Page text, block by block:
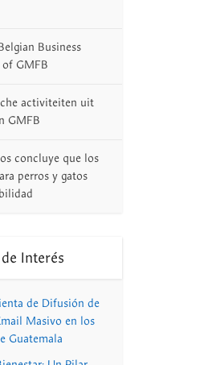
Business
GMFB
activiteiten uit
GMFB
concluye que los
perros y gatos
Interés
de Difusión de
Masivo en los
Guatemala